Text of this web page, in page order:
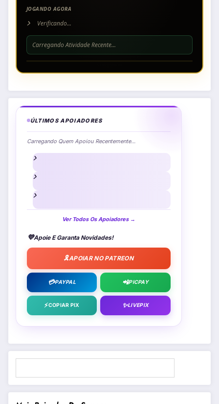
JOGANDO AGORA
Verificando...
Carregando Atividade Recente...
ÚLTIMOS APOIADORES
Carregando Quem Apoiou Recentemente...
Ver Todos Os Apoiadores →
💜Apoie E Garanta Novidades!
🎗️APOIAR NO PATREON
💳PAYPAL 📲PICPAY
⚡COPIAR PIX ✨LIVEPIX